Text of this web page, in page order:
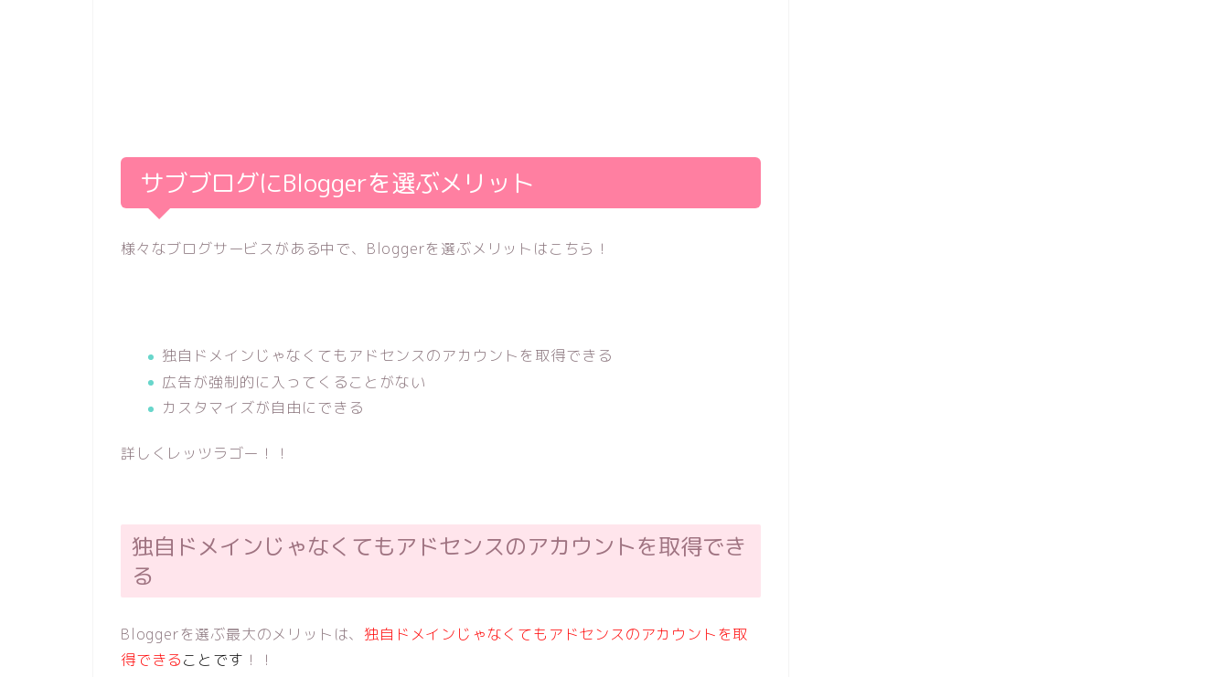
サブブログにBloggerを選ぶメリット
様々なブログサービスがある中で、Bloggerを選ぶメリットはこちら！
独自ドメインじゃなくてもアドセンスのアカウントを取得できる
広告が強制的に入ってくることがない
カスタマイズが自由にできる
詳しくレッツラゴー！！
独自ドメインじゃなくてもアドセンスのアカウントを取得でき
る
Bloggerを選ぶ最大のメリットは、 独自ドメインじゃなくてもアドセンスのアカウントを取
得できることです ！！